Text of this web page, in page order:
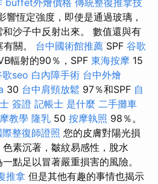
buffet外燴價格 傳統整復推拿技
響恆定強度，即使是通過玻璃，
沙子中反射出來。 數值還與有
關。 台中國術館推薦 SPF 谷歌
輻射的90％，SPF 東海按摩 15
歌seo 白內障手術 台中外燴
30 台中肩頸放鬆 97％和SPF 自
簽證 記帳士 是什麼 二手攤車
教學 隆乳 50 按摩執照 98％。
際整復師證照 您的皮膚對陽光損
素沉著，皺紋易感性，脫水
點足以冒著嚴重損害的風險。
推拿 但是其他有趣的事情也揭示